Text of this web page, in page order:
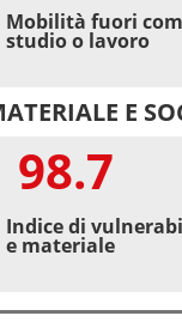
Mobilità fuori
studio o lavoro
E
98.7
Indice di
e materiale